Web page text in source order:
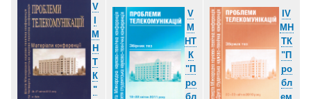
V
М
Н
Т
К
"
V
М
НТ
К
"П
ро
бл
ІV
МН
ТК
"П
ро
бл
ем